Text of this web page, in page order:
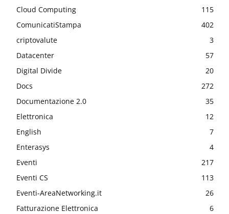
Cloud Computing
115
ComunicatiStampa
402
criptovalute
3
Datacenter
57
Digital Divide
20
Docs
272
Documentazione 2.0
35
Elettronica
12
English
7
Enterasys
4
Eventi
217
Eventi CS
113
Eventi-AreaNetworking.it
26
Fatturazione Elettronica
6